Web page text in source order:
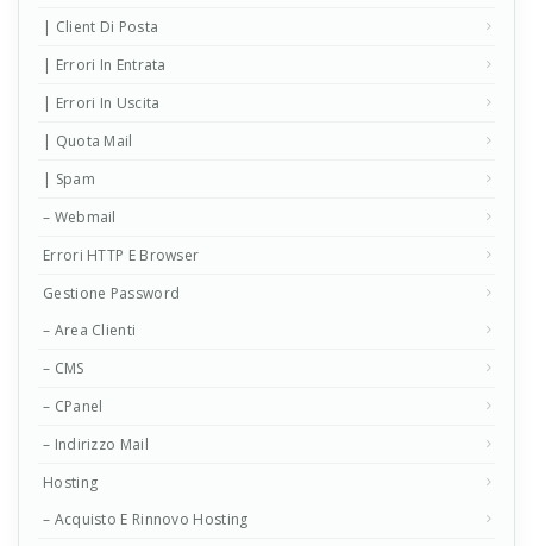
| Client Di Posta
| Errori In Entrata
| Errori In Uscita
| Quota Mail
| Spam
– Webmail
Errori HTTP E Browser
Gestione Password
– Area Clienti
– CMS
– CPanel
– Indirizzo Mail
Hosting
– Acquisto E Rinnovo Hosting